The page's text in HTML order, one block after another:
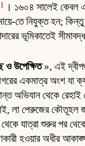
1
। ১৬০৪ সালেই কেবল
তে নিযুক্ত হন;
ভূমিকাতেই
ও উপেক্ষিত», এই
একমাত্র অংশ যা
অভিযান থেকে
লা পেরুজের কৌতূহল
থেকে যাত্রা শুরুর পর
হওয়ার অধীর